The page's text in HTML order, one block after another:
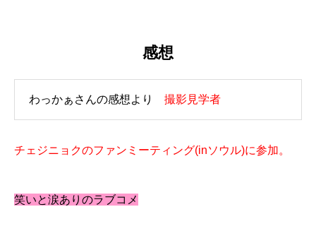
感想
わっかぁさんの感想より 撮影見学者
チェジニョクのファンミーティング(inソウル)に参加。
笑いと涙ありのラブコメ